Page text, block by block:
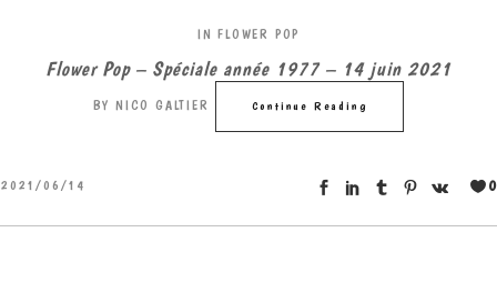
IN FLOWER POP
Flower Pop – Spéciale année 1977 – 14 juin 2021
BY NICO GALTIER Continue Reading
2021/06/14 0